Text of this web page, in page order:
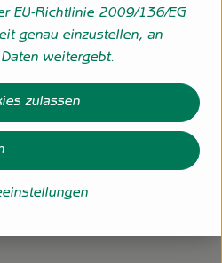
Grummersort GbR
www.instagram.com/
zu https://wp.solawi-
EU-Richtlinie 2009/136/EG
genau einzustellen, an
weitergebt.
zulassen